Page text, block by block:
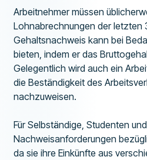
Arbeitnehmer müssen
Lohnabrechnungen der letzten
Gehaltsnachweis kann bei
bieten, indem er das
Gelegentlich wird auch ein
die Beständigkeit des
nachzuweisen.
Für Selbständige, Studenten
Nachweisanforderungen
da sie ihre Einkünfte aus